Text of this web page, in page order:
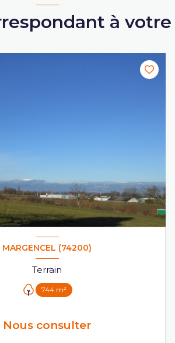
à
MARGENCEL (74200)
Terrain
744 m²
Nous consulter